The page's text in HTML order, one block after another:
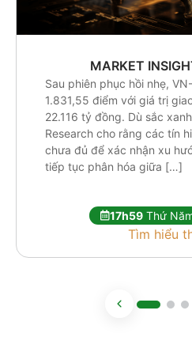
MARKET
Sau phiên phục hồi nhẹ,
1.831,55 điểm với giá trị
22.116 tỷ đồng. Dù sắc
Research cho rằng các tín
chưa đủ để xác nhận xu
tiếp tục phân hóa giữa […]
17h59Thứ
Tìm hiểu